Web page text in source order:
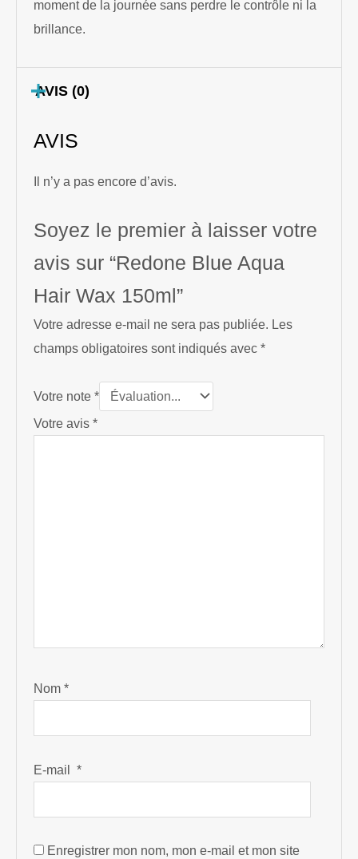
moment de la journée sans perdre le contrôle ni la
brillance.
AVIS (0)
AVIS
Il n’y a pas encore d’avis.
Soyez le premier à laisser votre
avis sur “Redone Blue Aqua
Hair Wax 150ml”
Votre adresse e-mail ne sera pas publiée. Les
champs obligatoires sont indiqués avec*
Votre note*
Votre avis*
Nom*
E-mail*
Enregistrer mon nom, mon e-mail et mon site